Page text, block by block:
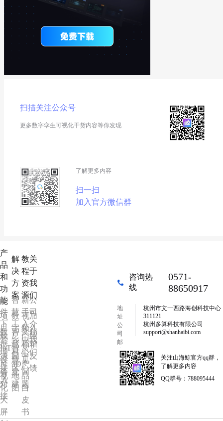
扫描关注公众号
更多数字孪生可视化干货内容等你发现
了解更多内容
扫一扫
加入官方微信群
产
品
和
功
能
软
件
下
载
项
目
管
理
数
据
源
接
入
IoT
设
备
对
接
可
视
化
大
屏
解
决
方
案
智
慧
工
厂
数
字
乡
村
智
慧
园
区
智
慧
党
建
3D
地
图
教
程
资
源
新
手
入
门
视
频
中
心
文
档
中
心
常
见
问
题
产
品
白
皮
书
关
于
我
们
公
司
介
绍
加
入
我
们
邮
箱
反
馈
咨询热
线
0571-
88650917
地
址
公
司
邮
箱
杭州市文一西路海创科技中心
311121
杭州多算科技有限公司
support@shanhaibi.com
关注山海鯨官方qq群，
了解更多内容
QQ群号：788095444